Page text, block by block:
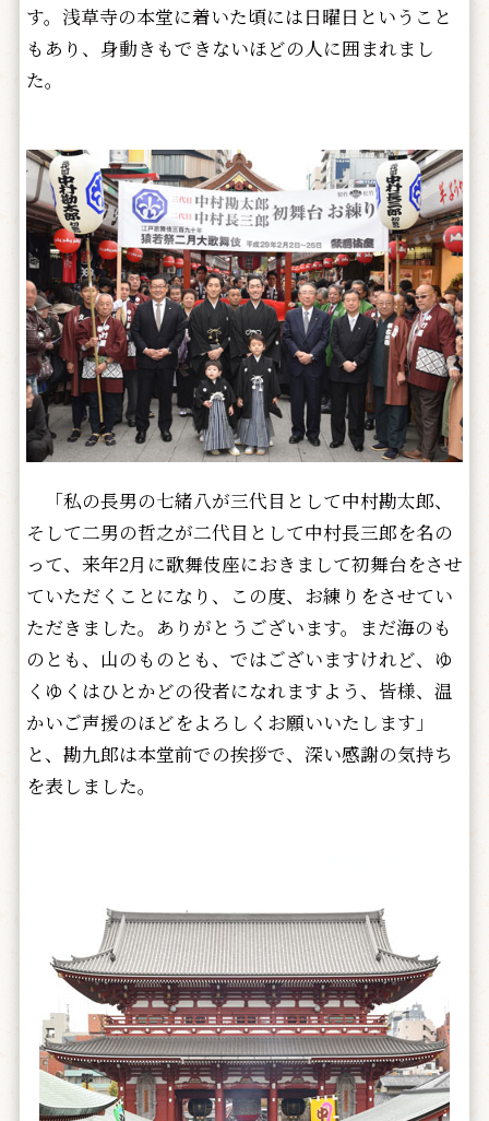
す。浅草寺の本堂に着いた頃には日曜日ということ
もあり、身動きもできないほどの人に囲まれまし
た。
「私の長男の七緒八が三代目として中村勘太郎、
そして二男の哲之が二代目として中村長三郎を名の
って、来年2月に歌舞伎座におきまして初舞台をさせ
ていただくことになり、この度、お練りをさせてい
ただきました。ありがとうございます。まだ海のも
のとも、山のものとも、ではございますけれど、ゆ
くゆくはひとかどの役者になれますよう、皆様、温
かいご声援のほどをよろしくお願いいたします」
と、勘九郎は本堂前での挨拶で、深い感謝の気持ち
を表しました。